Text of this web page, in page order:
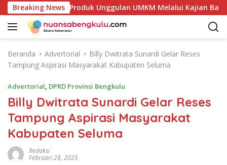
a
Breaking News
Potensi Produk Unggulan UMKM Melalui Kajian Bank
Beranda Advertorial
Billy Dwitrata Sunardi Gelar Reses
Tampung Aspirasi Masyarakat Kabupaten Seluma
Advertorial, DPRD Provinsi Bengkulu
Billy Dwitrata Sunardi Gelar Reses
Tampung Aspirasi Masyarakat
Kabupaten Seluma
Redaksi
Februari 28, 2025